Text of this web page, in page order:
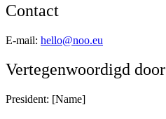
Contact
E-mail: hello@noo.eu
Vertegenwoordigd door
President: [Name]